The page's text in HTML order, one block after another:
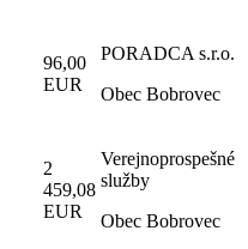
96,00
EUR
PORADCA s.r.o.
Obec Bobrovec
2
459,08
EUR
Verejnoprospešné
služby
Obec Bobrovec